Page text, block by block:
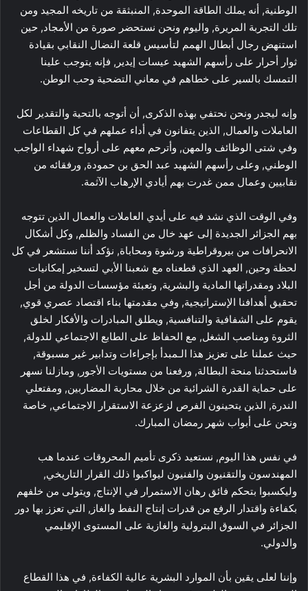
الوطنية, أنه يملك الطاقة الموحدة, المنبثقة من تاريخه المجيد ومن
تلك التجربة المريرة, واليوم ونحن نستحضر صورة من الأمجاد, حين
استنهض رجال أبطال الهمم لتأسيس قلعة النضال النقابي بقيادة
ثوار أحرار على رأسهم الشهيد عيسات إيدير, فإنه يتوجب علينا
التمسك بالسير على خطاهم في معاني التضحية وحب الوطن.
وإنه ليجدر ونحن نحتفي بهذه الذكرى, أن أتوجه بالتحية والتقدير لكل
العاملات والعمال, الذين يتفانون في أداء عملهم في كل القطاعات
وفي شتى الوظائف والمهن, وأترحم معهم على أرواح شهداء الواجب
الوطني, وعلى رأسهم الشهيد عبد الحق بن حمودة, ورفقائه من
نقابيين وعمال ممن غدرت بهم أيادي الإرهاب الآثمة.
وفي الوقت الذي نشد فيه على أيدي العاملات والعمال الذين تتوجه
بهم الجزائر الجديدة إلى عهد خال من الفساد والظلم, وكل أشكال
الانحرافات من بيروقراطية ورشوة ومحاباة, نؤكد أننا نستشعر في كل
لحظة وحين, العهد الذي قطعناه مع شعبنا الأبي لتسخير إمكانيات
البلاد ومقدراتها المادية والبشرية, وتعبئة مؤسسات الدولة من أجل
تحقيق أهدافنا الإستراتيجية, وفي مقدمتها بناء اقتصاد عصري قوي,
يقوم على الشفافية والتنافسية, ويطلق المبادرات والأفكار لخلق
الثروة ومناصب الشغل, مع الحفاظ على الطابع الاجتماعي للدولة,
حيث عملنا على تعزيز هذا الـمبدأ بإجراءات وتدابير غير مسبوقة,
فاستحدثنا منحة البطالة, ورفعنا من مستويات الأجور, ومازلنا نسهر
على حماية القدرة الشرائية من خلال محاربة المضاربين, ومفتعلي
الندرة, الذين يتحينون الفرص لزعزعة الاستقرار الاجتماعي, خاصة
ونحن على أبواب شهر رمضان المبارك.
في نفس هذا اليوم, نستعيد ذكرى تأميم المحروقات عندما هب
المهندسون والتقنيون والفنيون ليواكبوا ذلك القرار التاريخي,
وليكسبوا بتحكم فائق رهان الاستمرار في الإنتاج, ويتولى من خلفهم
بكفاءة واقتدار الرفع من قدرات إنتاج النفط والغاز, التي تعزز بها دور
الجزائر في السوق البترولية والغازية على المستوى الإقليمي
والدولي.
وإننا لعلى يقين بأن الموارد البشرية عالية الكفاءة, في هذا القطاع